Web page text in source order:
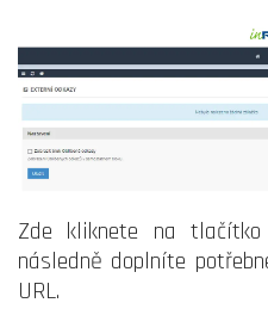
Zde kliknete na tlačítko
následně doplníte
URL.